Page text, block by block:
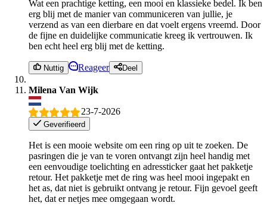
Wat een prachtige ketting, een mooi en klassieke bedel. Ik ben
erg blij met de manier van communiceren van jullie, je
verzend as van een dierbare en dat voelt ergens vreemd. Door
de fijne en duidelijke communicatie kreeg ik vertrouwen. Ik
ben echt heel erg blij met de ketting.
Nuttig Reageer Deel
Milena Van Wijk
23-7-2026
Geverifieerd
Het is een mooie website om een ring op uit te zoeken. De
pasringen die je van te voren ontvangt zijn heel handig met
een eenvoudige toelichting en adressticker gaat het pakketje
retour. Het pakketje met de ring was heel mooi ingepakt en
het as, dat niet is gebruikt ontvang je retour. Fijn gevoel geeft
het, dat er netjes mee omgegaan wordt.